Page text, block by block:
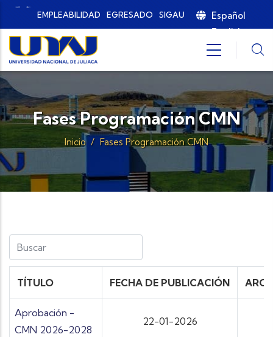
Pasar al contenido principal
EMPLEABILIDAD EGRESADO SIGAU
Español
English
Fases Programación CMN
Inicio / Fases Programación CMN
TÍTULO FECHA DE PUBLICACIÓN
Aprobación -
CMN 2026-2028
22-01-2026